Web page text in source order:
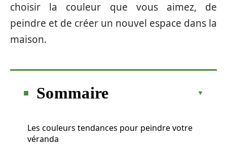
choisir la couleur que vous aimez, de
peindre et de créer un nouvel espace dans la
maison.
Sommaire
Les couleurs tendances pour peindre votre
véranda